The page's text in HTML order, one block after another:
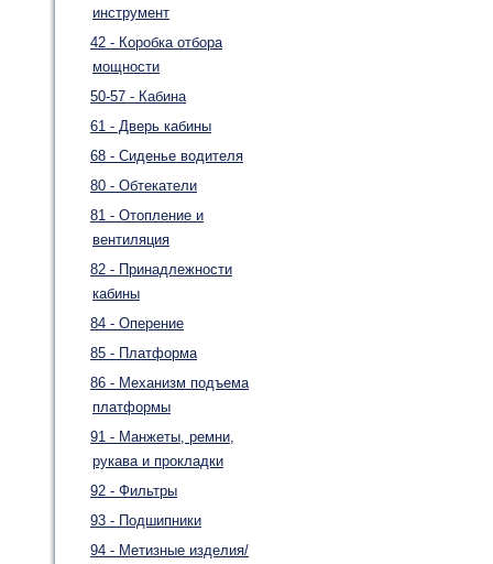
инструмент
42 - Коробка отбора
мощности
50-57 - Кабина
61 - Дверь кабины
68 - Сиденье водителя
80 - Обтекатели
81 - Отопление и
вентиляция
82 - Принадлежности
кабины
84 - Оперение
85 - Платформа
86 - Механизм подъема
платформы
91 - Манжеты, ремни,
рукава и прокладки
92 - Фильтры
93 - Подшипники
94 - Метизные изделия/